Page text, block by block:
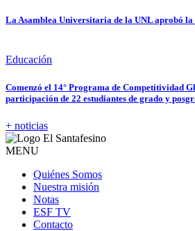
La Asamblea Universitaria de la UNL aprobó
Educación
Comenzó el 14° Programa de Competitividad
participación de 22 estudiantes de grado y
+ noticias
MENU
Quiénes Somos
Nuestra misión
Notas
ESF TV
Contacto